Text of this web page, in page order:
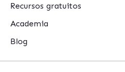
Recursos gratuitos
Academia
Blog